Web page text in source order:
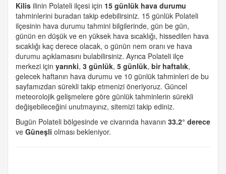
Kilis ilinin Polateli ilçesi için 15 günlük hava durumu
tahminlerini buradan takip edebilirsiniz. 15 günlük Polateli
ilçesinin hava durumu tahmini bilgilerinde, gün be gün,
günün en düşük ve en yüksek hava sıcaklığı, hissedilen hava
sıcaklığı kaç derece olacak, o günün nem oranı ve hava
durumu açıklamasını bulabilirsiniz. Ayrıca Polateli ilçe
merkezi için yarınki, 3 günlük, 5 günlük, bir haftalık,
gelecek haftanın hava durumu ve 10 günlük tahminleri de bu
sayfamızdan sürekli takip etmenizi öneriyoruz. Güncel
meteorolojik gelişmelere göre günlük tahminlerin sürekli
değişebileceğini unutmayınız, sitemizi takip ediniz.
Bugün Polateli bölgesinde ve civarında havanın 33.2° derece
ve Güneşli olması bekleniyor.